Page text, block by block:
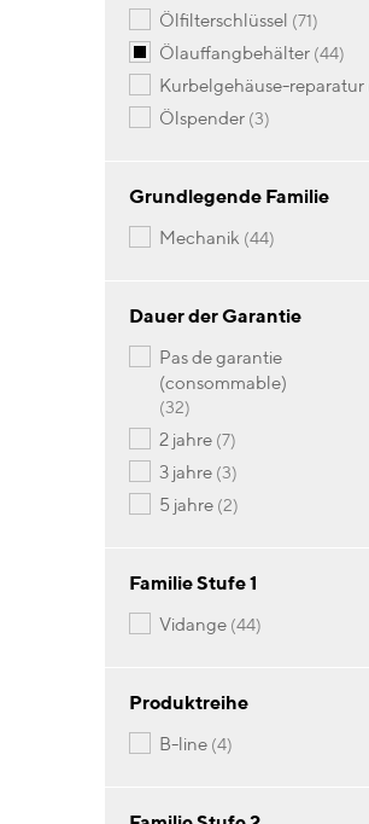
ölfilterschlüssel 71Artikel
ölauffangbehälter 44
kurbelgehäuse-reparatur
ölspender 3Artikel
Grundlegende Familie
mechanik 44Artikel
Dauer der Garantie
pas de garantie
(consommable)
32Artikel
2 jahre 7Artikel
3 jahre 3Artikel
5 jahre 2Artikel
Familie Stufe 1
vidange 44Artikel
Produktreihe
b-line 4Artikel